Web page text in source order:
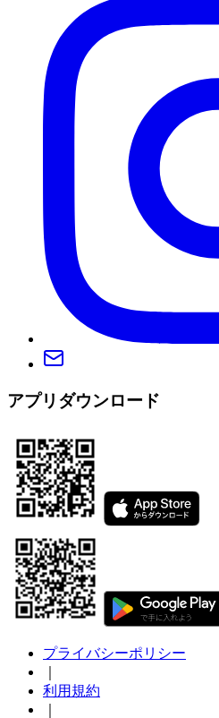
アプリダウンロード
プライバシーポリシー
利用規約